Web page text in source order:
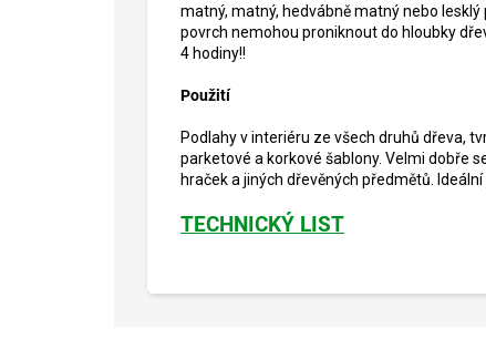
matný, matný, hedvábně matný nebo
povrch nemohou proniknout do hloubky
4 hodiny!!
Použití
Podlahy v interiéru ze všech druhů dřeva,
parketové a korkové šablony. Velmi dobře
hraček a jiných dřevěných předmětů.
TECHNICKÝ LIST